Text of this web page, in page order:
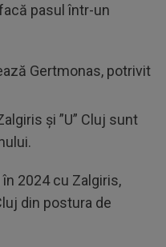
pasul într-un
Gertmonas, potrivit
și ”U” Cluj sunt
2024 cu Zalgiris,
din postura de